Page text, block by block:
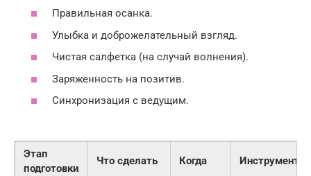
Правильная осанка.
Улыбка и доброжелательный взгляд.
Чистая салфетка (на случай волнения).
Заряженность на позитив.
Синхронизация с ведущим.
Этап
подготовки
Что сделать Когда Инструмент